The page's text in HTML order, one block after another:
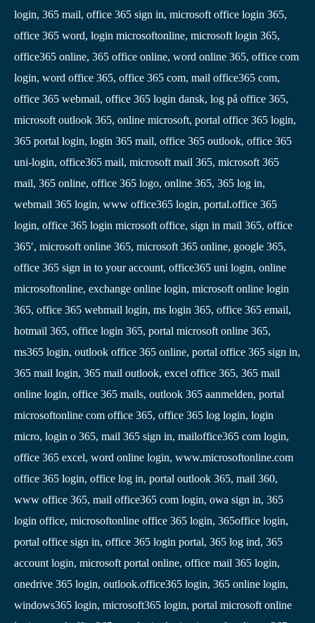
login, 365 mail, office 365 sign in, microsoft office login 365,
office 365 word, login microsoftonline, microsoft login 365,
office365 online, 365 office online, word online 365, office com
login, word office 365, office 365 com, mail office365 com,
office 365 webmail, office 365 login dansk, log på office 365,
microsoft outlook 365, online microsoft, portal office 365 login,
365 portal login, login 365 mail, office 365 outlook, office 365
uni-login, office365 mail, microsoft mail 365, microsoft 365
mail, 365 online, office 365 logo, online 365, 365 log in,
webmail 365 login, www office365 login, portal.office 365
login, office 365 login microsoft office, sign in mail 365, office
365′, microsoft online 365, microsoft 365 online, google 365,
office 365 sign in to your account, office365 uni login, online
microsoftonline, exchange online login, microsoft online login
365, office 365 webmail login, ms login 365, office 365 email,
hotmail 365, office login 365, portal microsoft online 365,
ms365 login, outlook office 365 online, portal office 365 sign in,
365 mail login, 365 mail outlook, excel office 365, 365 mail
online login, office 365 mails, outlook 365 aanmelden, portal
microsoftonline com office 365, office 365 log login, login
micro, login o 365, mail 365 sign in, mailoffice365 com login,
office 365 excel, word online login, www.microsoftonline.com
office 365 login, office log in, portal outlook 365, mail 360,
www office 365, mail office365 com login, owa sign in, 365
login office, microsoftonline office 365 login, 365office login,
portal office sign in, office 365 login portal, 365 log ind, 365
account login, microsoft portal online, office mail 365 login,
onedrive 365 login, outlook.office365 login, 365 online login,
windows365 login, microsoft365 login, portal microsoft online